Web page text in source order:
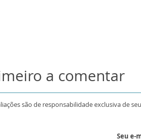
a comentar
são de responsabilidade exclusiva de
Seu e-